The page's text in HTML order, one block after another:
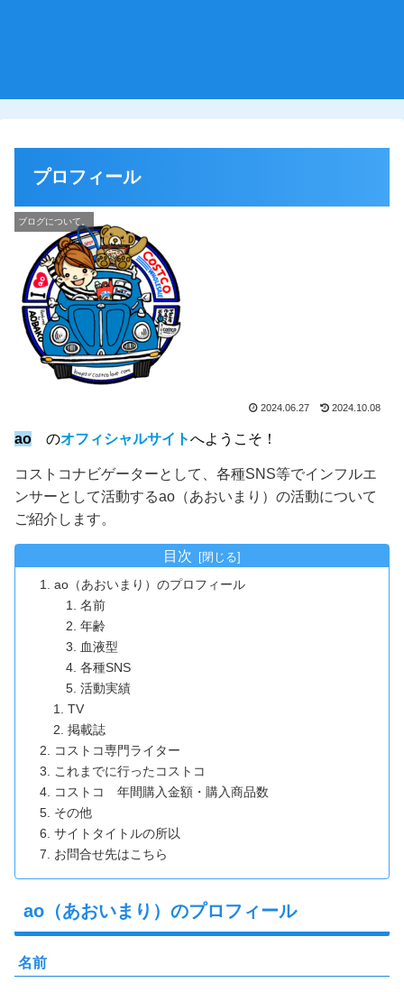
プロフィール
ブログについて。
2024.06.27 2024.10.08
ao のオフィシャルサイトへようこそ！
コストコナビゲーターとして、各種SNS等でインフルエ
ンサーとして活動するao（あおいまり）の活動について
ご紹介します。
目次
ao（あおいまり）のプロフィール
名前
年齢
血液型
各種SNS
活動実績
TV
掲載誌
コストコ専門ライター
これまでに行ったコストコ
コストコ 年間購入金額・購入商品数
その他
サイトタイトルの所以
お問合せ先はこちら
ao（あおいまり）のプロフィール
名前